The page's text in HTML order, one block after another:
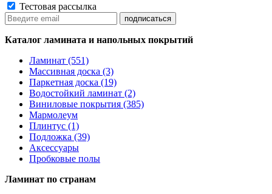
Тестовая рассылка
Каталог ламината и напольных покрытий
Ламинат (551)
Массивная доска (3)
Паркетная доска (19)
Водостойкий ламинат (2)
Виниловые покрытия (385)
Мармолеум
Плинтус (1)
Подложка (39)
Аксессуары
Пробковые полы
Ламинат по странам